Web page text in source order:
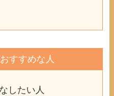
すすめな人
したい人